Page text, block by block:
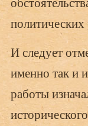
политических
И следует
именно так и
работы